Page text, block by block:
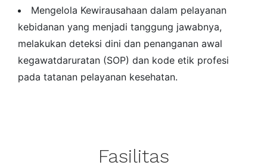
Mengelola Kewirausahaan dalam pelayanan
kebidanan yang menjadi tanggung jawabnya,
melakukan deteksi dini dan penanganan awal
kegawatdaruratan (SOP) dan kode etik profesi
pada tatanan pelayanan kesehatan.
Fasilitas